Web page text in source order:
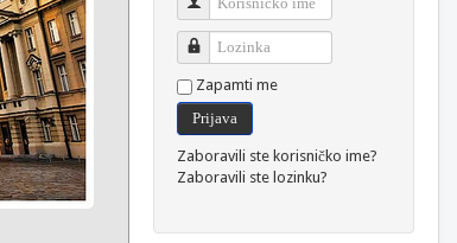
Lozinka
Zapamti me
Prijava
Zaboravili ste korisničko ime?
Zaboravili ste lozinku?